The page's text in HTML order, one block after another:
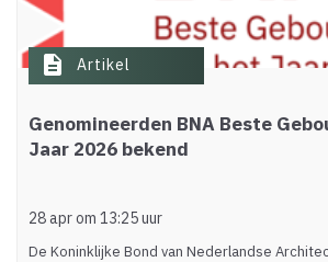
description Artikel
Genomineerden BNA Beste
Jaar 2026 bekend
28 apr om 13:25 uur
De Koninklijke Bond van Nederlandse